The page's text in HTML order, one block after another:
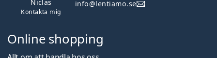
Niclas
Kontakta mig
info@lentiamo.se
Online shopping